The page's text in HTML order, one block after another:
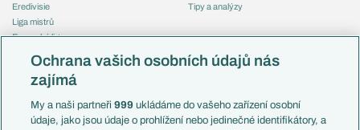
Eredivisie
Liga mistrů
Evropská liga
Mistrovství světa
Liga národů
Témata
Tipy a analýzy
Česko
Francie
Itálie
Ochrana vašich osobních údajů nás
zajímá
My a naši partneři999 ukládáme do vašeho zařízení osobní
údaje, jako jsou údaje o prohlížení nebo jedinečné identifikátory, a